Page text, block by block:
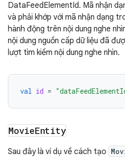
DataFeedElementId. Mã nhận
và phải khớp với mã nhận dạng
hành động trên nội dung nghe
nội dung nguồn cấp dữ liệu đã
lượt tìm kiếm nội dung nghe nhìn.
val id =
MovieEntity
Sau đây là ví dụ về cách tạo